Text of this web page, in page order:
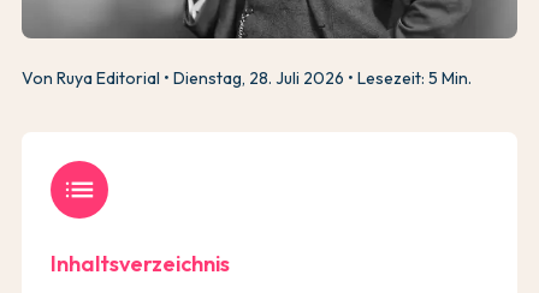
Von Ruya Editorial Dienstag, 28. Juli 2026 Lesezeit: 5 Min.
list
Inhaltsverzeichnis